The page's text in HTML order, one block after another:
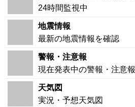
24時間監視中
地震情報
最新の地震情報を確認
警報・注意報
現在発表中の警報・注意報
天気図
実況・予想天気図